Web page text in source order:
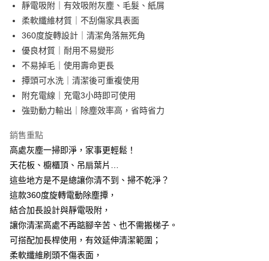
街口支付
悠遊付
AFTEE先享後付
相關說明
【關於「AFTEE先享後付」】
AFTEE先享後付是「在收到商品之後才付款」的支付方式。 讓您購物簡單
１．簡單：不需註冊會員、不需綁卡、不需儲值。
３．安心：先確認商品／服務後，再付款。
１．於結帳方式選擇「AFTEE先享後付」後，將跳轉至「AFTEE先享後付」
結帳頁面，進行簡訊認證並確認金額後，即可完成結帳。
２．訂單成立數日內，您將收到繳費通知簡訊。
３．收到繳費通知簡訊後14天內，點擊此簡訊中的連結，可透過四大超商／
ATM／網路銀行／等多元方式進行付款，方視為交易完成。
※ 請注意：結帳手續完成當下不需立刻繳費，但若您需要取消訂單，請聯絡
後付繳納相關費用。
※ 交易是否成功請以「AFTEE先享後付 」之結帳頁面顯示為準，若有關於
ATM付款
全家取貨付款
每筆NT$60，滿NT$499(含以上)免運費
7-11取貨付款
每筆NT$60，滿NT$499(含以上)免運費
7-11取貨(快速到店)
宅配
靜電吸附｜有效吸附灰塵、毛髮、紙屑
柔軟纖維材質｜不刮傷家具表面
360度旋轉設計｜清潔角落無死角
優良材質｜耐用不易變形
不易掉毛｜使用壽命更長
撢頭可水洗｜清潔後可重複使用
附充電線｜充電3小時即可使用
強勁動力輸出｜除塵效率高，省時省力
銷售重點
高處灰塵一掃即淨，家事更輕鬆！
天花板、櫥櫃頂、吊扇葉片…
這些地方是不是總讓你清不到、掃不乾淨？
這款360度旋轉電動除塵撢，
結合加長設計與靜電吸附，
讓你清潔高處不再踮腳辛苦、也不需搬梯子。
可搭配加長桿使用，有效延伸清潔範圍；
柔軟纖維刷頭不傷表面，